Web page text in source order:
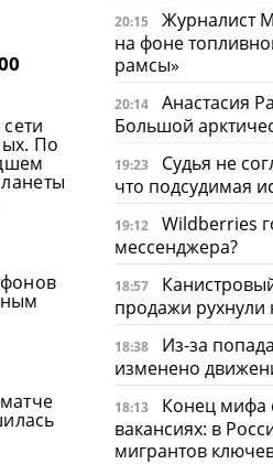
По
20:15
Журналист
на фоне
рамсы»
20:14
Анастасия
Большой
19:23
Судья не
что подсудимая
19:12
Wildberries
мессенджера?
18:57
продажи рухнули
18:38
Из-за
изменено
18:13
Конец мифа
вакансиях: в
мигрантов